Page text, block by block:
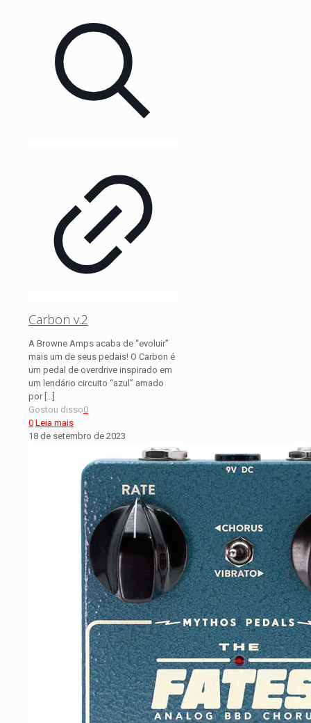
Carbon v.2
A Browne Amps acaba de “evoluir”
mais um de seus pedais! O Carbon é
um pedal de overdrive inspirado em
um lendário circuito “azul” amado
por[…]
Gostou disso0
0 Leia mais
18 de setembro de 2023